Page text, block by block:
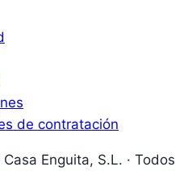
de contratación
Enguita, S.L. · Todos